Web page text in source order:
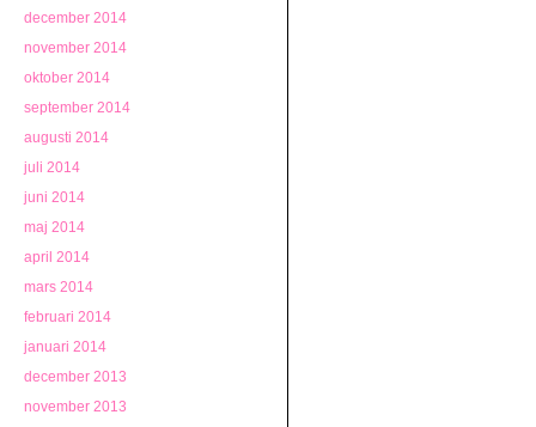
december 2014
november 2014
oktober 2014
september 2014
augusti 2014
juli 2014
juni 2014
maj 2014
april 2014
mars 2014
februari 2014
januari 2014
december 2013
november 2013